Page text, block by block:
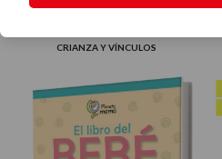
CRIANZA Y VÍNCULOS